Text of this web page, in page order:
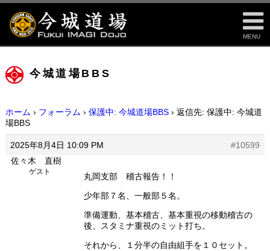
MENU
今城道場BBS
ホーム › フォーラム › 保護中: 今城道場BBS › 返信先: 保護中: 今城道
場BBS
2025年8月4日 10:09 PM
#10599
佐々木 直樹
ゲスト
丸岡支部 稽古報告！！
少年部７名、一般部５名。
準備運動、基本稽古、基本重視の移動稽古の
後、スタミナ重視のミット打ち。
それから、１分半の自由組手を１０セット。